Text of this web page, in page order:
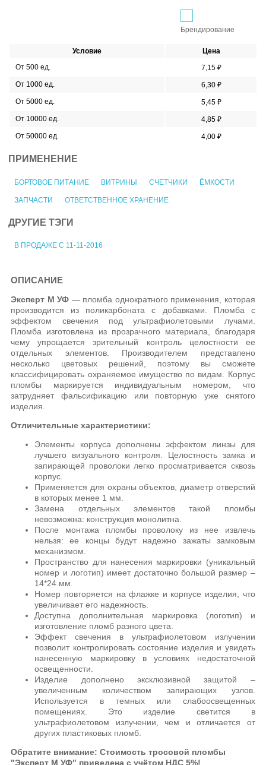
Брендирование
Условие
Цена
От 500 ед.
7,15 ₽
От 1000 ед.
6,30 ₽
От 5000 ед.
5,45 ₽
От 10000 ед.
4,85 ₽
От 50000 ед.
4,00 ₽
ПРИМЕНЕНИЕ
БОРТОВОЕ ПИТАНИЕ ВИТРИНЫ СЧЕТЧИКИ ЁМКОСТИ
ЗАПЧАСТИ ОТВЕТСТВЕННОЕ ХРАНЕНИЕ
ДРУГИЕ ТЭГИ
В ПРОДАЖЕ С 11-11-2016
ОПИСАНИЕ
Эксперт М УФ — пломба однократного применения, которая
производится из поликарбоната с добавками. Пломба с
эффектом свечения под ультрафиолетовыми лучами.
Пломба изготовлена из прозрачного материала, благодаря
чему упрощается зрительный контроль целостности ее
отдельных элементов. Производителем представлено
несколько цветовых решений, поэтому вы сможете
классифицировать охраняемое имущество по видам. Корпус
пломбы маркируется индивидуальным номером, что
затрудняет фальсификацию или повторную уже снятого
изделия.
Отличительные характеристики:
Элементы корпуса дополнены эффектом линзы для
лучшего визуального контроля. Целостность замка и
запирающей проволоки легко просматривается сквозь
корпус.
Применяется для охраны объектов, диаметр отверстий
в которых менее 1 мм.
Замена отдельных элементов такой пломбы
невозможна: конструкция монолитна.
После монтажа пломбы проволоку из нее извлечь
нельзя: ее концы будут надежно зажаты замковым
механизмом.
Пространство для нанесения маркировки (уникальный
номер и логотип) имеет достаточно большой размер –
14*24 мм.
Номер повторяется на флажке и корпусе изделия, что
увеличивает его надежность.
Доступна дополнительная маркировка (логотип) и
изготовление пломб разного цвета.
Эффект свечения в ультрафиолетовом излучении
позволит контролировать состояние изделия и увидеть
нанесенную маркировку в условиях недостаточной
освещенности.
Изделие дополнено эксклюзивной защитой –
увеличенным количеством запирающих узлов.
Используется в темных или слабоосвещенных
помещениях. Это изделие светится в
ультрафиолетовом излучении, чем и отличается от
других пластиковых пломб.
Обратите внимание: Стоимостьтросовой пломбы
"Эксперт М УФ" приведена с учётом НДС 5%!